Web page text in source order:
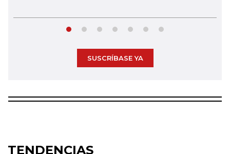
SUSCRÍBASE YA
TENDENCIAS